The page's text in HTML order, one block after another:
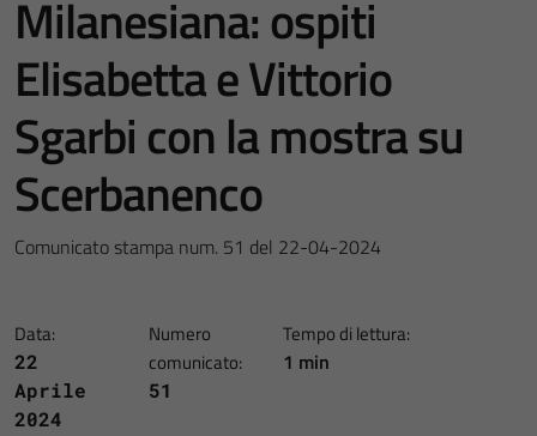
Milanesiana: ospiti
Elisabetta e Vittorio
Sgarbi con la mostra su
Scerbanenco
Comunicato stampa num. 51 del 22-04-2024
Data:
22
Aprile
2024
Numero
comunicato:
51
Tempo di lettura:
1 min